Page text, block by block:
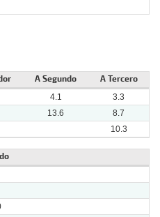
A Segundo A Tercero
4.1
3.3
13.6
8.7
10.3